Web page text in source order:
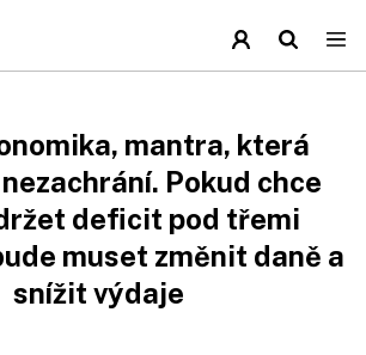
mantra, která
Pokud chce
deficit pod třemi
muset změnit daně a
snížit výdaje